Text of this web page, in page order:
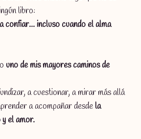
libro:
confiar… incluso cuando el alma
uno de mis mayores caminos de
a cuestionar, a mirar más allá
a acompañar desdela
el amor.